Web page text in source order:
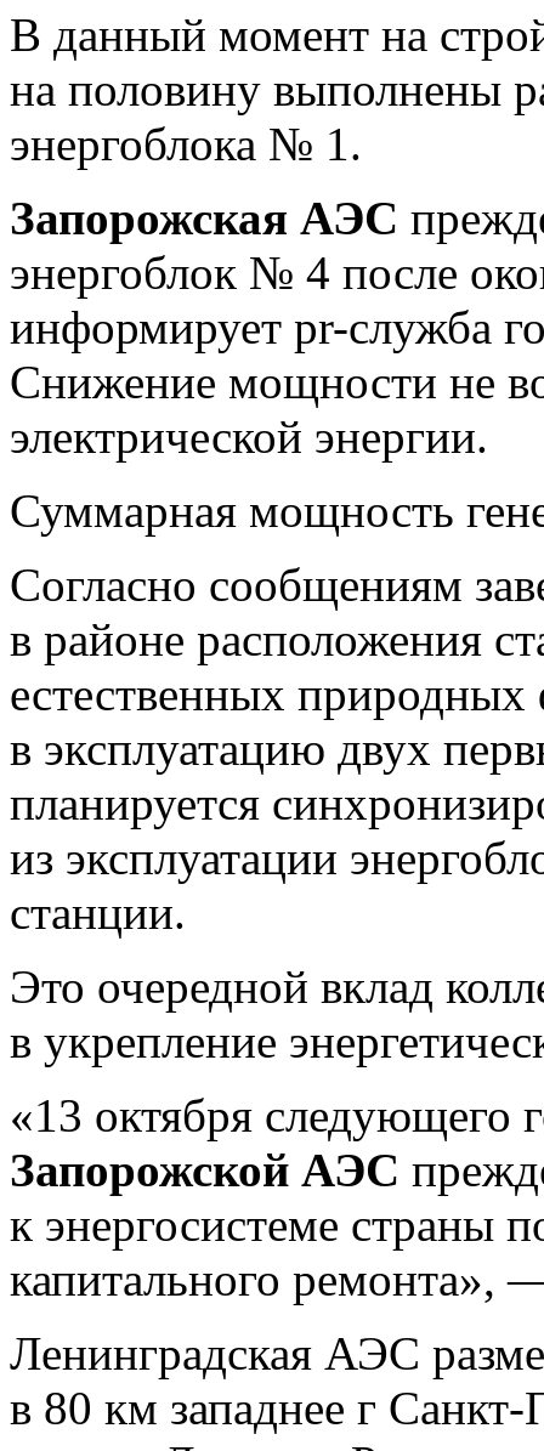
В данный момент на
на половину выполнены
энергоблока № 1.
Запорожская АЭС
энергоблок № 4 после
информирует pr-служба
Снижение мощности не
электрической энергии.
Суммарная мощность
Согласно сообщениям
в районе расположения
естественных
в эксплуатацию двух
планируется
из эксплуатации
станции.
Это очередной вклад
в укрепление
«13 октября следующего
Запорожской АЭС
к энергосистеме страны
капитального ремонта»,
Ленинградская АЭС
в 80 км западнее г